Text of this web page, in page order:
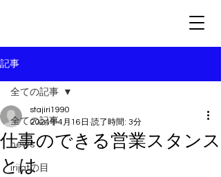
記事
全ての記事
news
irijatの目
全ての記事
仕事のできる営業スタンス
とは
stajiri1990
2024年4月16日 読了時間: 3分